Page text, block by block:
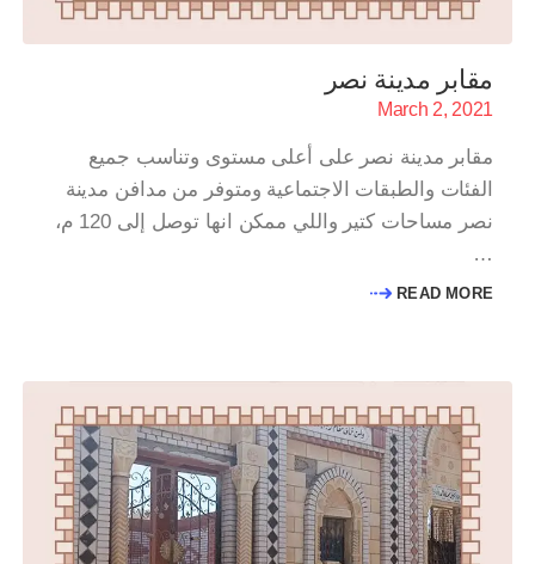
مقابر مدينة نصر
March 2, 2021
مقابر مدينة نصر على أعلى مستوى وتناسب جميع
الفئات والطبقات الاجتماعية ومتوفر من مدافن مدينة
نصر مساحات كتير واللي ممكن انها توصل إلى 120 م،
…
READ MORE